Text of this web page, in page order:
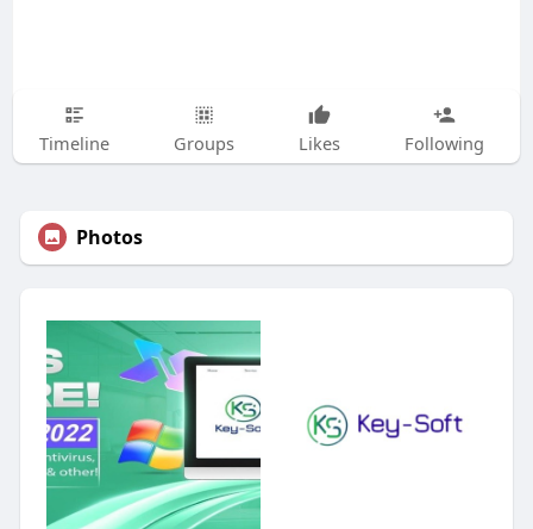
Timeline Groups Likes Following
Photos